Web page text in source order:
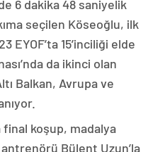
6 dakika 48 saniyelik
seçilen Köseoğlu, ilk
EYOF’ta 15’inciliği elde
da ikinci olan
Balkan, Avrupa ve
final koşup, madalya
Bülent Uzun’la